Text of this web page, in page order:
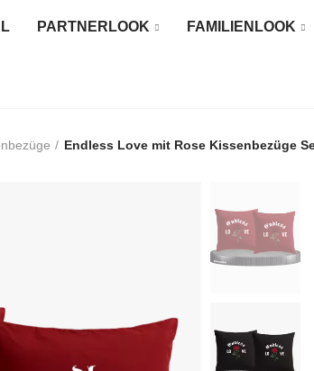
PARTNERLOOK FAMILIENLOOK
Endless Love mit Rose Kissenbezüge